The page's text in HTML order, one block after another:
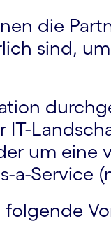
die
sind,
IT-
um eine
Service
folgende